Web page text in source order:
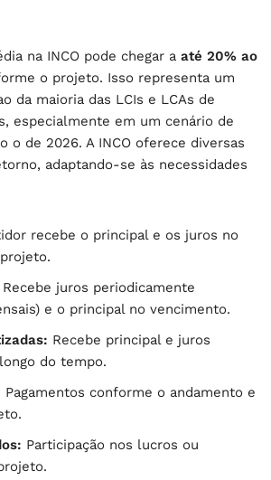
na INCO pode chegar a até 20% ao
o projeto. Isso representa um
da maioria das LCIs e LCAs de
especialmente em um cenário de
o de 2026. A INCO oferece diversas
adaptando-se às necessidades
recebe o principal e os juros no
Recebe juros periodicamente
e o principal no vencimento.
Recebe principal e juros
do tempo.
Pagamentos conforme o andamento e
Participação nos lucros ou